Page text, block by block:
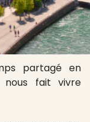
partagé en
fait vivre